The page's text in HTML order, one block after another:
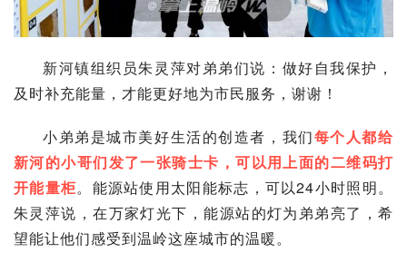
新河镇组织员朱灵萍对弟弟们说：做好自我保护，
及时补充能量，才能更好地为市民服务，谢谢！
小弟弟是城市美好生活的创造者，我们每个人都给
新河的小哥们发了一张骑士卡，可以用上面的二维码打
开能量柜。能源站使用太阳能标志，可以24小时照明。
朱灵萍说，在万家灯光下，能源站的灯为弟弟亮了，希
望能让他们感受到温岭这座城市的温暖。